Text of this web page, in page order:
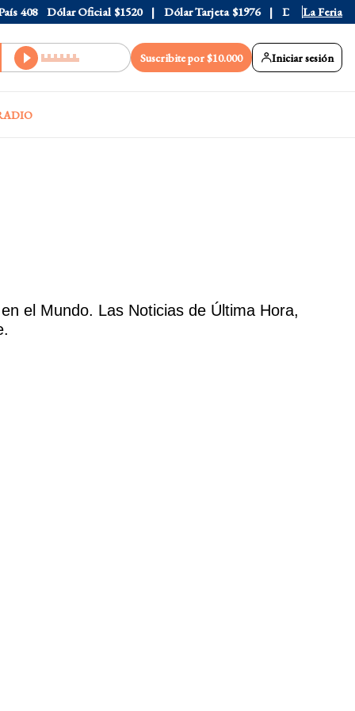
408 Dólar Oficial $1520 Dólar Tarjeta $1976 Dólar Blue
La Feria
Suscribite por $10.000 Iniciar sesión
el Mundo. Las Noticias de Última Hora,